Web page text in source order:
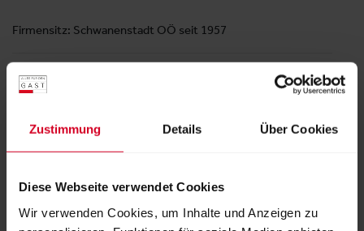
Zustimmung Details Über Cookies
Diese Webseite verwendet Cookies
Wir verwenden Cookies, um Inhalte und Anzeigen zu
Firmensitz: Schwanenstadt OÖ seit 1957
FOLLOW US